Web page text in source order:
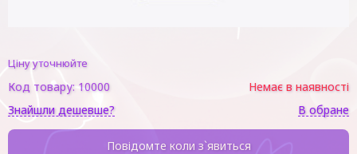
Ціну уточнюйте
Код товару: 10000
Немає в наявності
Знайшли дешевше?
В обране
Повідомте коли з`явиться